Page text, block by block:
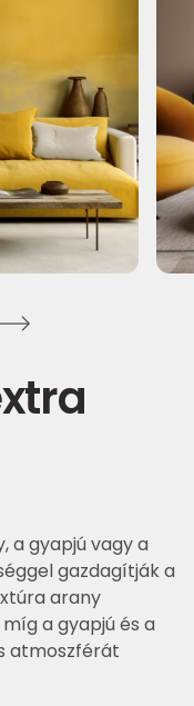
a gyapjú vagy a
gazdagítják a
arany
a gyapjú és a
atmoszférát